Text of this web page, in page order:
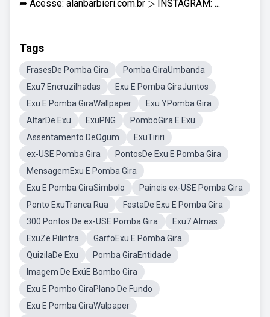
➦ Acesse: alanbarbieri.com.br ▷ INSTAGRAM: ...
Tags
FrasesDe Pomba Gira
Pomba GiraUmbanda
Exu7 Encruzilhadas
Exu E Pomba GiraJuntos
Exu E Pomba GiraWallpaper
Exu YPomba Gira
AltarDe Exu
ExuPNG
PomboGira E Exu
Assentamento DeOgum
ExuTiriri
ex-USE Pomba Gira
PontosDe Exu E Pomba Gira
MensagemExu E Pomba Gira
Exu E Pomba GiraSimbolo
Paineis ex-USE Pomba Gira
Ponto ExuTranca Rua
FestaDe Exu E Pomba Gira
300 Pontos De ex-USE Pomba Gira
Exu7 Almas
ExuZe Pilintra
GarfoExu E Pomba Gira
QuizilaDe Exu
Pomba GiraEntidade
Imagem De ExúE Bombo Gira
Exu E Pombo GiraPlano De Fundo
Exu E Pomba GiraWalpaper